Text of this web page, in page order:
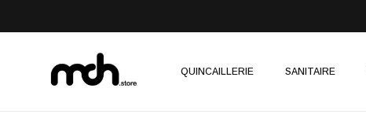
QUINCAILLERIE SANITAIRE